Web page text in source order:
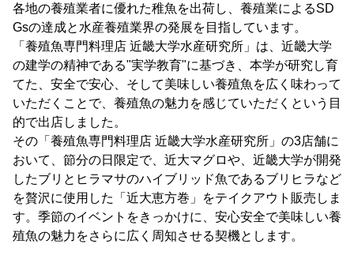
各地の養殖業者に優れた稚魚を出荷し、養殖業によるSD
Gsの達成と水産養殖業界の発展を目指しています。
「養殖魚専門料理店 近畿大学水産研究所」は、近畿大学
の建学の精神である"実学教育"に基づき、本学が研究し育
てた、安全で安心、そして美味しい養殖魚を広く味わって
いただくことで、養殖魚の魅力を感じていただくという目
的で出店しました。
その「養殖魚専門料理店 近畿大学水産研究所」の3店舗に
おいて、節分の日限定で、近大マグロや、近畿大学が開発
したブリとヒラマサのハイブリッド魚であるブリヒラなど
を贅沢に使用した「近大恵方巻」をテイクアウト販売しま
す。季節のイベントをきっかけに、安心安全で美味しい養
殖魚の魅力をさらに広く周知させる契機とします。